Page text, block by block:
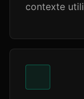
contexte